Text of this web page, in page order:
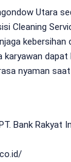
Utara
Cleaning
kebersihan
karyawan dapat
nyaman
Bank Rakyat